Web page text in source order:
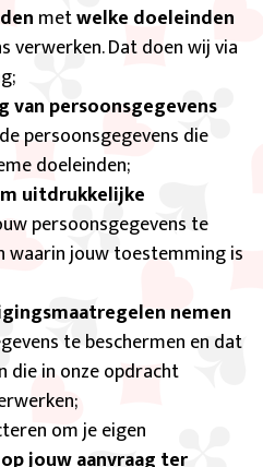
metwelke doeleinden
verwerken. Dat doen wij via
van persoonsgegevens
persoonsgegevens die
doeleinden;
uitdrukkelijke
persoonsgegevens te
waarin jouw toestemming is
nemen
te beschermen en dat
die in onze opdracht
om je eigen
jouw aanvraag ter